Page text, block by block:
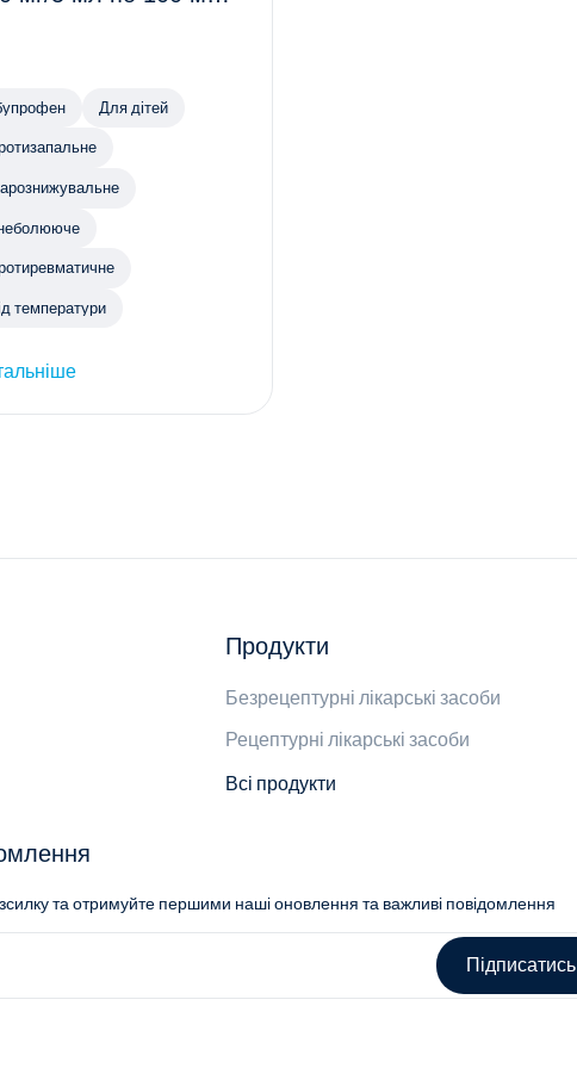
Для дітей
температури
Продукти
Безрецептурні лікарські засоби
Рецептурні лікарські засоби
Всі продукти
та отримуйте першими наші оновлення та важливі повідомлення
Підписатись